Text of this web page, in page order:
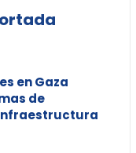
en Gaza
de